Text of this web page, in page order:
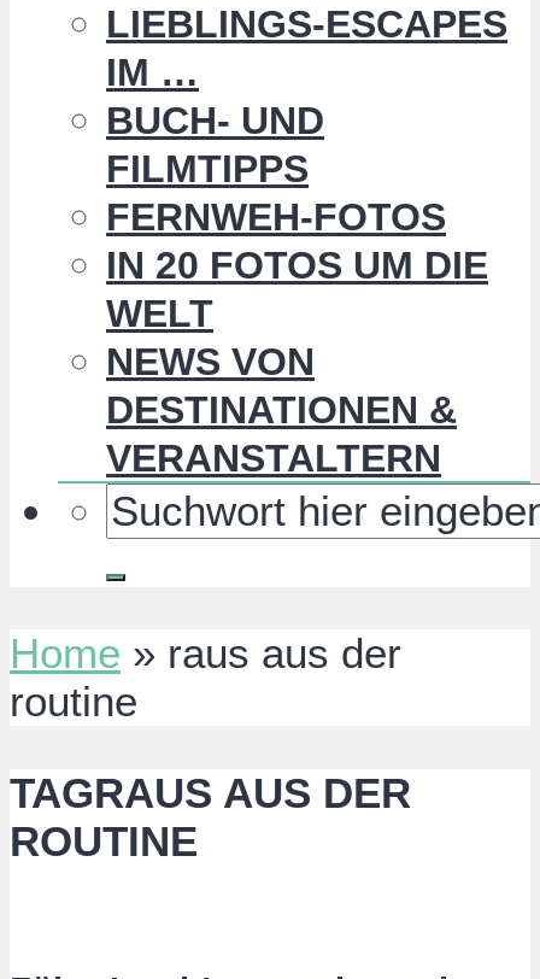
LIEBLINGS-ESCAPES
IM …
BUCH- UND
FILMTIPPS
FERNWEH-FOTOS
IN 20 FOTOS UM DIE
WELT
NEWS VON
DESTINATIONEN &
VERANSTALTERN
Home » raus aus der
routine
TAGRAUS AUS DER
ROUTINE